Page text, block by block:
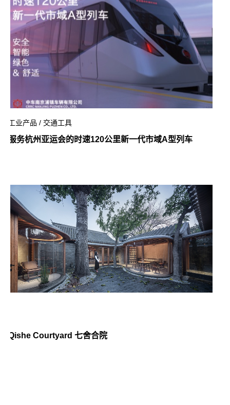
工业产品 / 交通工具
服务杭州亚运会的时速120公里新一代市域A型列车
Qishe Courtyard 七舍合院